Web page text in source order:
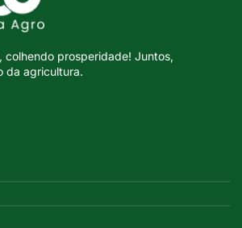
colhendo prosperidade! Juntos,
da agricultura.